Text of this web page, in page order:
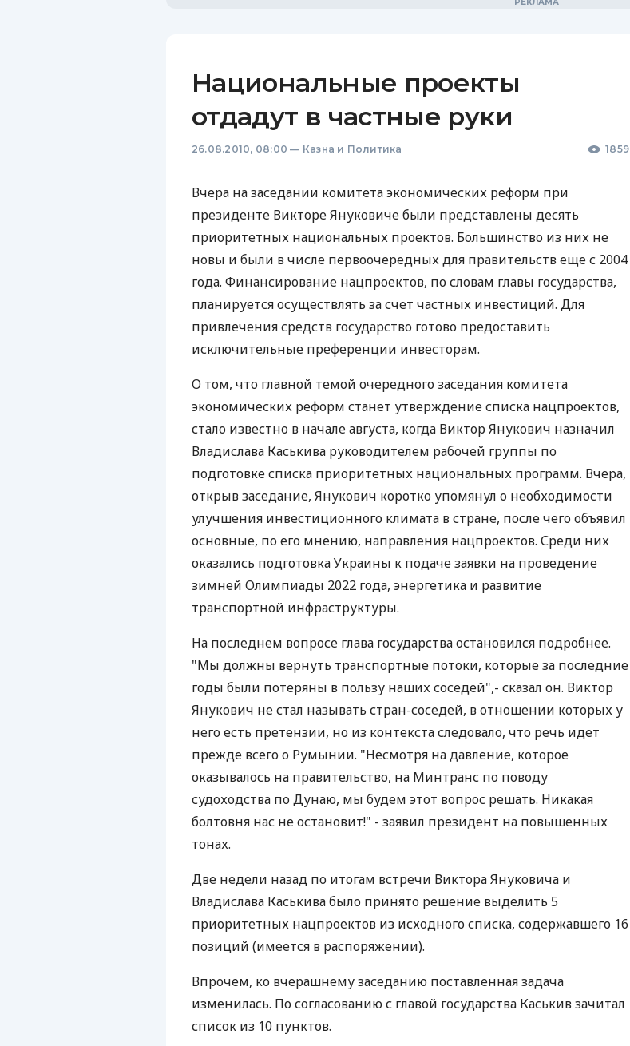
Национальные проекты
отдадут в частные руки
26.08.2010, 08:00 — Казна и Политика 1859
Вчера на заседании комитета экономических реформ при
президенте Викторе Януковиче были представлены десять
приоритетных национальных проектов. Большинство из них не
новы и были в числе первоочередных для правительств еще с 2004
года. Финансирование нацпроектов, по словам главы государства,
планируется осуществлять за счет частных инвестиций. Для
привлечения средств государство готово предоставить
исключительные преференции инвесторам.
О том, что главной темой очередного заседания комитета
экономических реформ станет утверждение списка нацпроектов,
стало известно в начале августа, когда Виктор Янукович назначил
Владислава Каськива руководителем рабочей группы по
подготовке списка приоритетных национальных программ. Вчера,
открыв заседание, Янукович коротко упомянул о необходимости
улучшения инвестиционного климата в стране, после чего объявил
основные, по его мнению, направления нацпроектов. Среди них
оказались подготовка Украины к подаче заявки на проведение
зимней Олимпиады 2022 года, энергетика и развитие
транспортной инфраструктуры.
На последнем вопросе глава государства остановился подробнее.
"Мы должны вернуть транспортные потоки, которые за последние
годы были потеряны в пользу наших соседей",- сказал он. Виктор
Янукович не стал называть стран-соседей, в отношении которых у
него есть претензии, но из контекста следовало, что речь идет
прежде всего о Румынии. "Несмотря на давление, которое
оказывалось на правительство, на Минтранс по поводу
судоходства по Дунаю, мы будем этот вопрос решать. Никакая
болтовня нас не остановит!" - заявил президент на повышенных
тонах.
Две недели назад по итогам встречи Виктора Януковича и
Владислава Каськива было принято решение выделить 5
приоритетных нацпроектов из исходного списка, содержавшего 16
позиций (имеется в распоряжении).
Впрочем, ко вчерашнему заседанию поставленная задача
изменилась. По согласованию с главой государства Каськив зачитал
список из 10 пунктов.